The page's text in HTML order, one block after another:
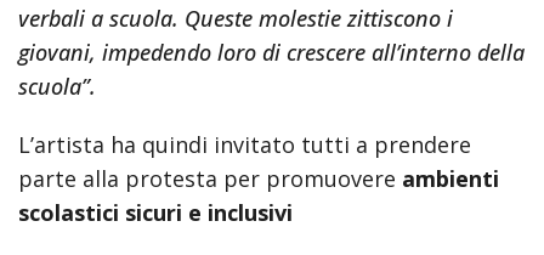
verbali a scuola. Queste molestie zittiscono i
giovani, impedendo loro di crescere all’interno della
scuola”.
L’artista ha quindi invitato tutti a prendere
parte alla protesta per promuovere ambienti
scolastici sicuri e inclusivi